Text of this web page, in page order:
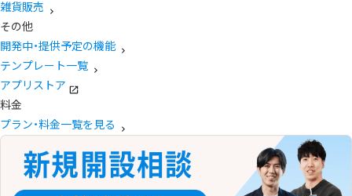
雑貨販売
その他
開発中・提供予定の機能
テンプレート一覧
アプリストア
料金
プラン・料金一覧を見る